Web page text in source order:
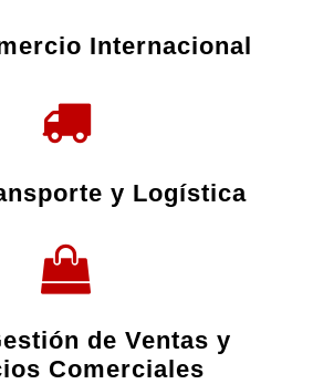
Internacional
y Logística
de Ventas y
Comerciales